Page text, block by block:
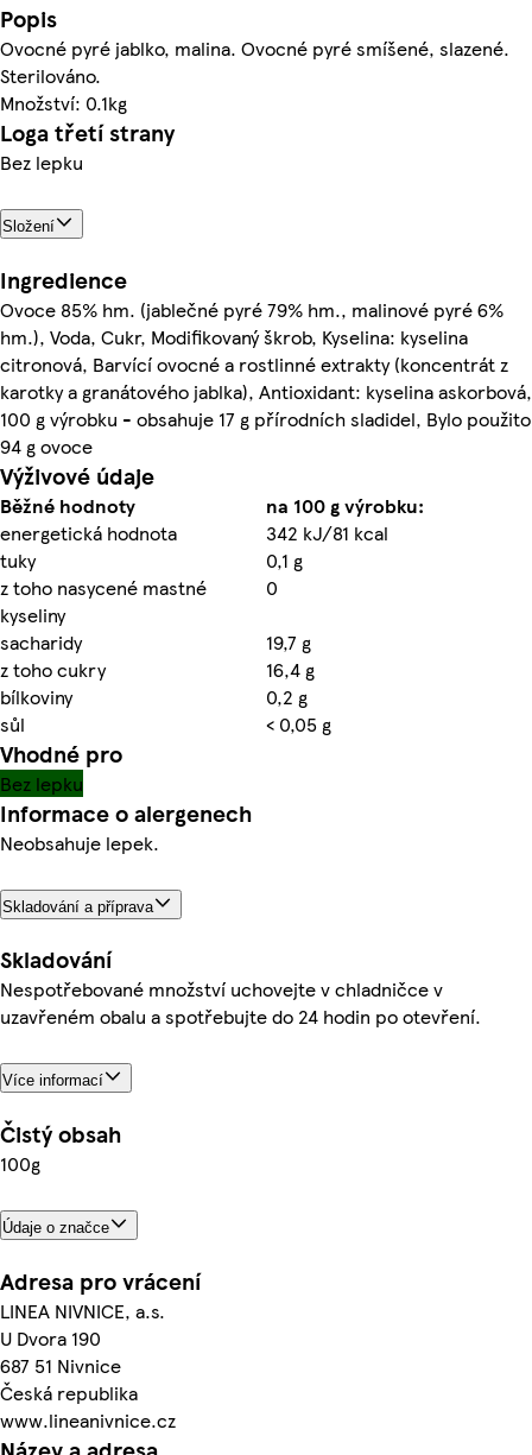
Popis
Ovocné pyré jablko, malina. Ovocné pyré smíšené, slazené.
Sterilováno.
Množství: 0.1kg
Loga třetí strany
Bez lepku
Složení
Ingredience
Ovoce 85% hm. (jablečné pyré 79% hm., malinové pyré 6%
hm.), Voda, Cukr, Modifikovaný škrob, Kyselina: kyselina
citronová, Barvící ovocné a rostlinné extrakty (koncentrát z
karotky a granátového jablka), Antioxidant: kyselina askorbová,
100 g výrobku - obsahuje 17 g přírodních sladidel, Bylo použito
94 g ovoce
Výživové údaje
Běžné hodnoty
na 100 g výrobku:
energetická hodnota
342 kJ/81 kcal
tuky
0,1 g
z toho nasycené mastné
kyseliny
0
sacharidy
19,7 g
z toho cukry
16,4 g
bílkoviny
0,2 g
sůl
< 0,05 g
Vhodné pro
Bez lepku
Informace o alergenech
Neobsahuje lepek.
Skladování a příprava
Skladování
Nespotřebované množství uchovejte v chladničce v
uzavřeném obalu a spotřebujte do 24 hodin po otevření.
Více informací
Čistý obsah
100g
Údaje o značce
Adresa pro vrácení
LINEA NIVNICE, a.s.
U Dvora 190
687 51 Nivnice
Česká republika
www.lineanivnice.cz